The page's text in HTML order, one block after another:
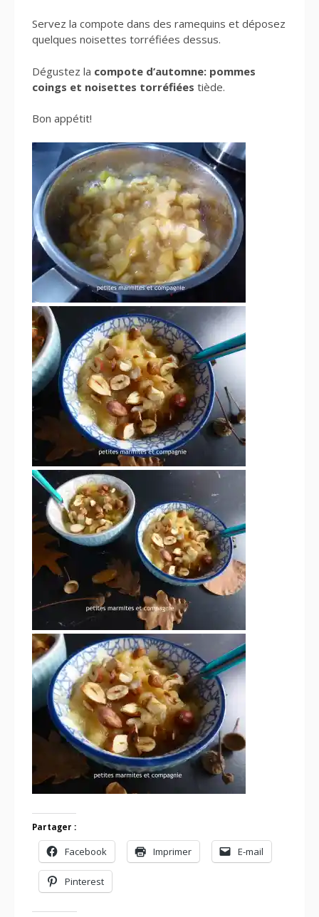
Servez la compote dans des ramequins et déposez
quelques noisettes torréfiées dessus.
Dégustez la compote d’automne: pommes
coings et noisettes torréfiées tiède.
Bon appétit!
Partager :
Facebook Imprimer E-mail
Pinterest